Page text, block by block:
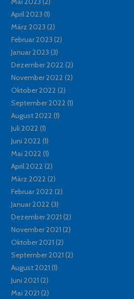
April 2023 (1)
März 2023 (2)
Februar 2023 (2)
Januar 2023 (3)
Dezember 2022 (2)
November 2022 (2)
Oktober 2022 (2)
September 2022 (1)
August 2022 (1)
Juli 2022 (1)
Juni 2022 (1)
Mai 2022 (1)
April 2022 (2)
März 2022 (2)
Februar 2022 (2)
Januar 2022 (3)
Dezember 2021 (2)
November 2021 (2)
Oktober 2021 (2)
September 2021 (2)
August 2021 (1)
Juni 2021 (2)
Mai 2021 (2)